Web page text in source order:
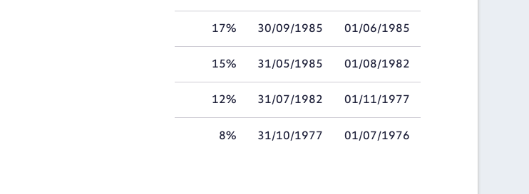
01/06/1985
30/09/1985
17%
01/08/1982
31/05/1985
15%
01/11/1977
31/07/1982
12%
01/07/1976
31/10/1977
8%